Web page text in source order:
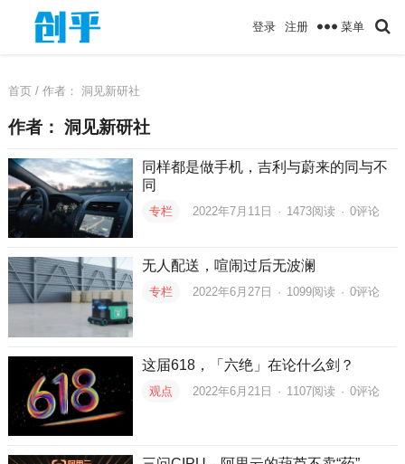
登录 注册 菜单
首页/ 作者： 洞见新研社
作者： 洞见新研社
同样都是做手机，吉利与蔚来的同与不
同
专栏 2022年7月11日 · 1473阅读 · 0评论
无人配送，喧闹过后无波澜
专栏 2022年6月27日 · 1099阅读 · 0评论
这届618，「六绝」在论什么剑？
观点 2022年6月21日 · 1107阅读 · 0评论